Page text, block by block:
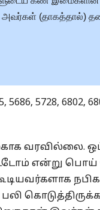
அவர்கள்
5728, 6802,
வரவில்லை.
என்று